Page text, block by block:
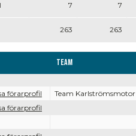
263 263
7 7
Team
förarprofil Team Karlströmsmotor
förarprofil